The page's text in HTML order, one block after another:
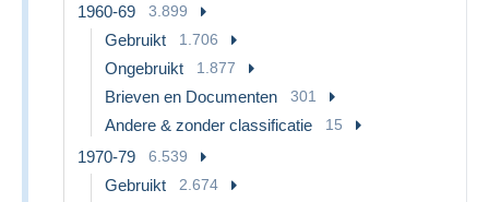
1960-69 3.899
Gebruikt 1.706
Ongebruikt 1.877
Brieven en Documenten 301
Andere & zonder classificatie 15
1970-79 6.539
Gebruikt 2.674